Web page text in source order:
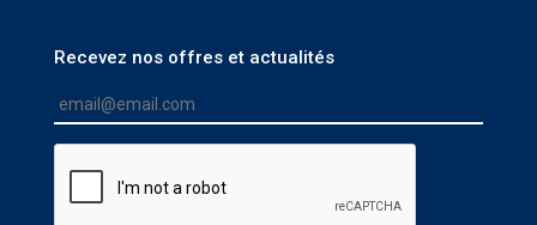
Recevez nos offres et actualités